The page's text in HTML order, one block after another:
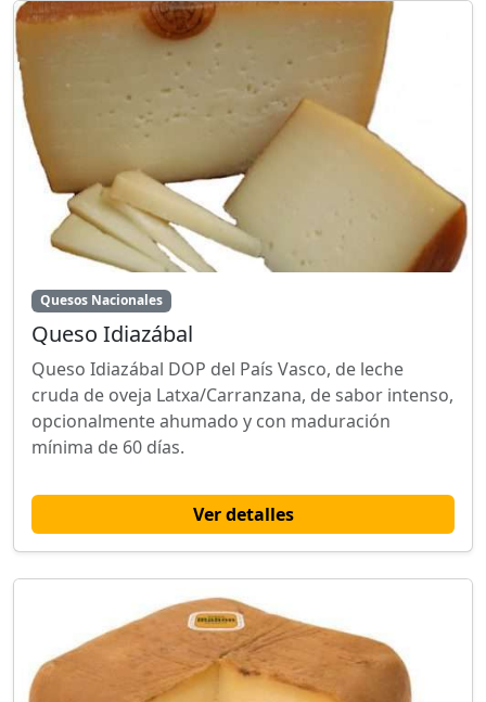
Quesos Nacionales
Queso Idiazábal
Queso Idiazábal DOP del País Vasco, de leche
cruda de oveja Latxa/Carranzana, de sabor intenso,
opcionalmente ahumado y con maduración
mínima de 60 días.
Ver detalles